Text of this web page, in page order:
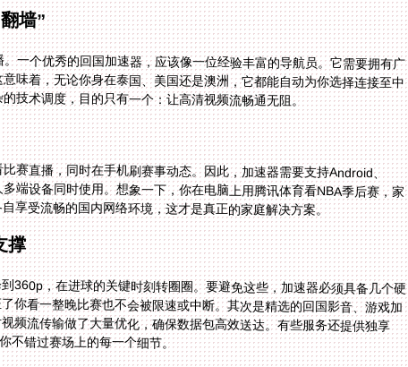
墙”
一个优秀的回国加速器，应该像一位经验丰富的导航员。它需要拥有广
味着，无论你身在泰国、美国还是澳洲，它都能自动为你选择连接至中
技术调度，目的只有一个：让高清视频流畅通无阻。
赛直播，同时在手机刷赛事动态。因此，加速器需要支持Android、
设备同时使用。想象一下，你在电脑上用腾讯体育看NBA季后赛，家
享受流畅的国内网络环境，这才是真正的家庭解决方案。
撑
360p，在进球的关键时刻转圈圈。要避免这些，加速器必须具备几个硬
你看一整晚比赛也不会被限速或中断。其次是精选的回国影音、游戏加
频流传输做了大量优化，确保数据包高效送达。有些服务还提供独享
不错过赛场上的每一个细节。